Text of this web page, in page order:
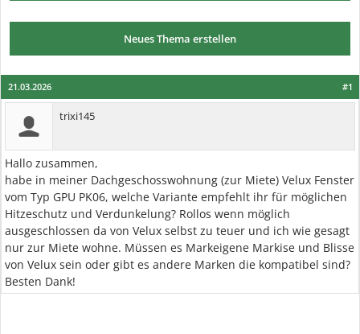
Neues Thema erstellen
#1
21.03.2026
trixi145
Hallo zusammen,
habe in meiner Dachgeschosswohnung (zur Miete) Velux Fenster
vom Typ GPU PK06, welche Variante empfehlt ihr für möglichen
Hitzeschutz und Verdunkelung? Rollos wenn möglich
ausgeschlossen da von Velux selbst zu teuer und ich wie gesagt
nur zur Miete wohne. Müssen es Markeigene Markise und Blisse
von Velux sein oder gibt es andere Marken die kompatibel sind?
Besten Dank!